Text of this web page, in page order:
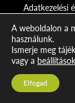
Adatkezelési
nyilatkozat
Impresszum
Kapcsolat
A weboldalon a
használunk.
Ismerje meg
vagy a beállítások
Elfogad